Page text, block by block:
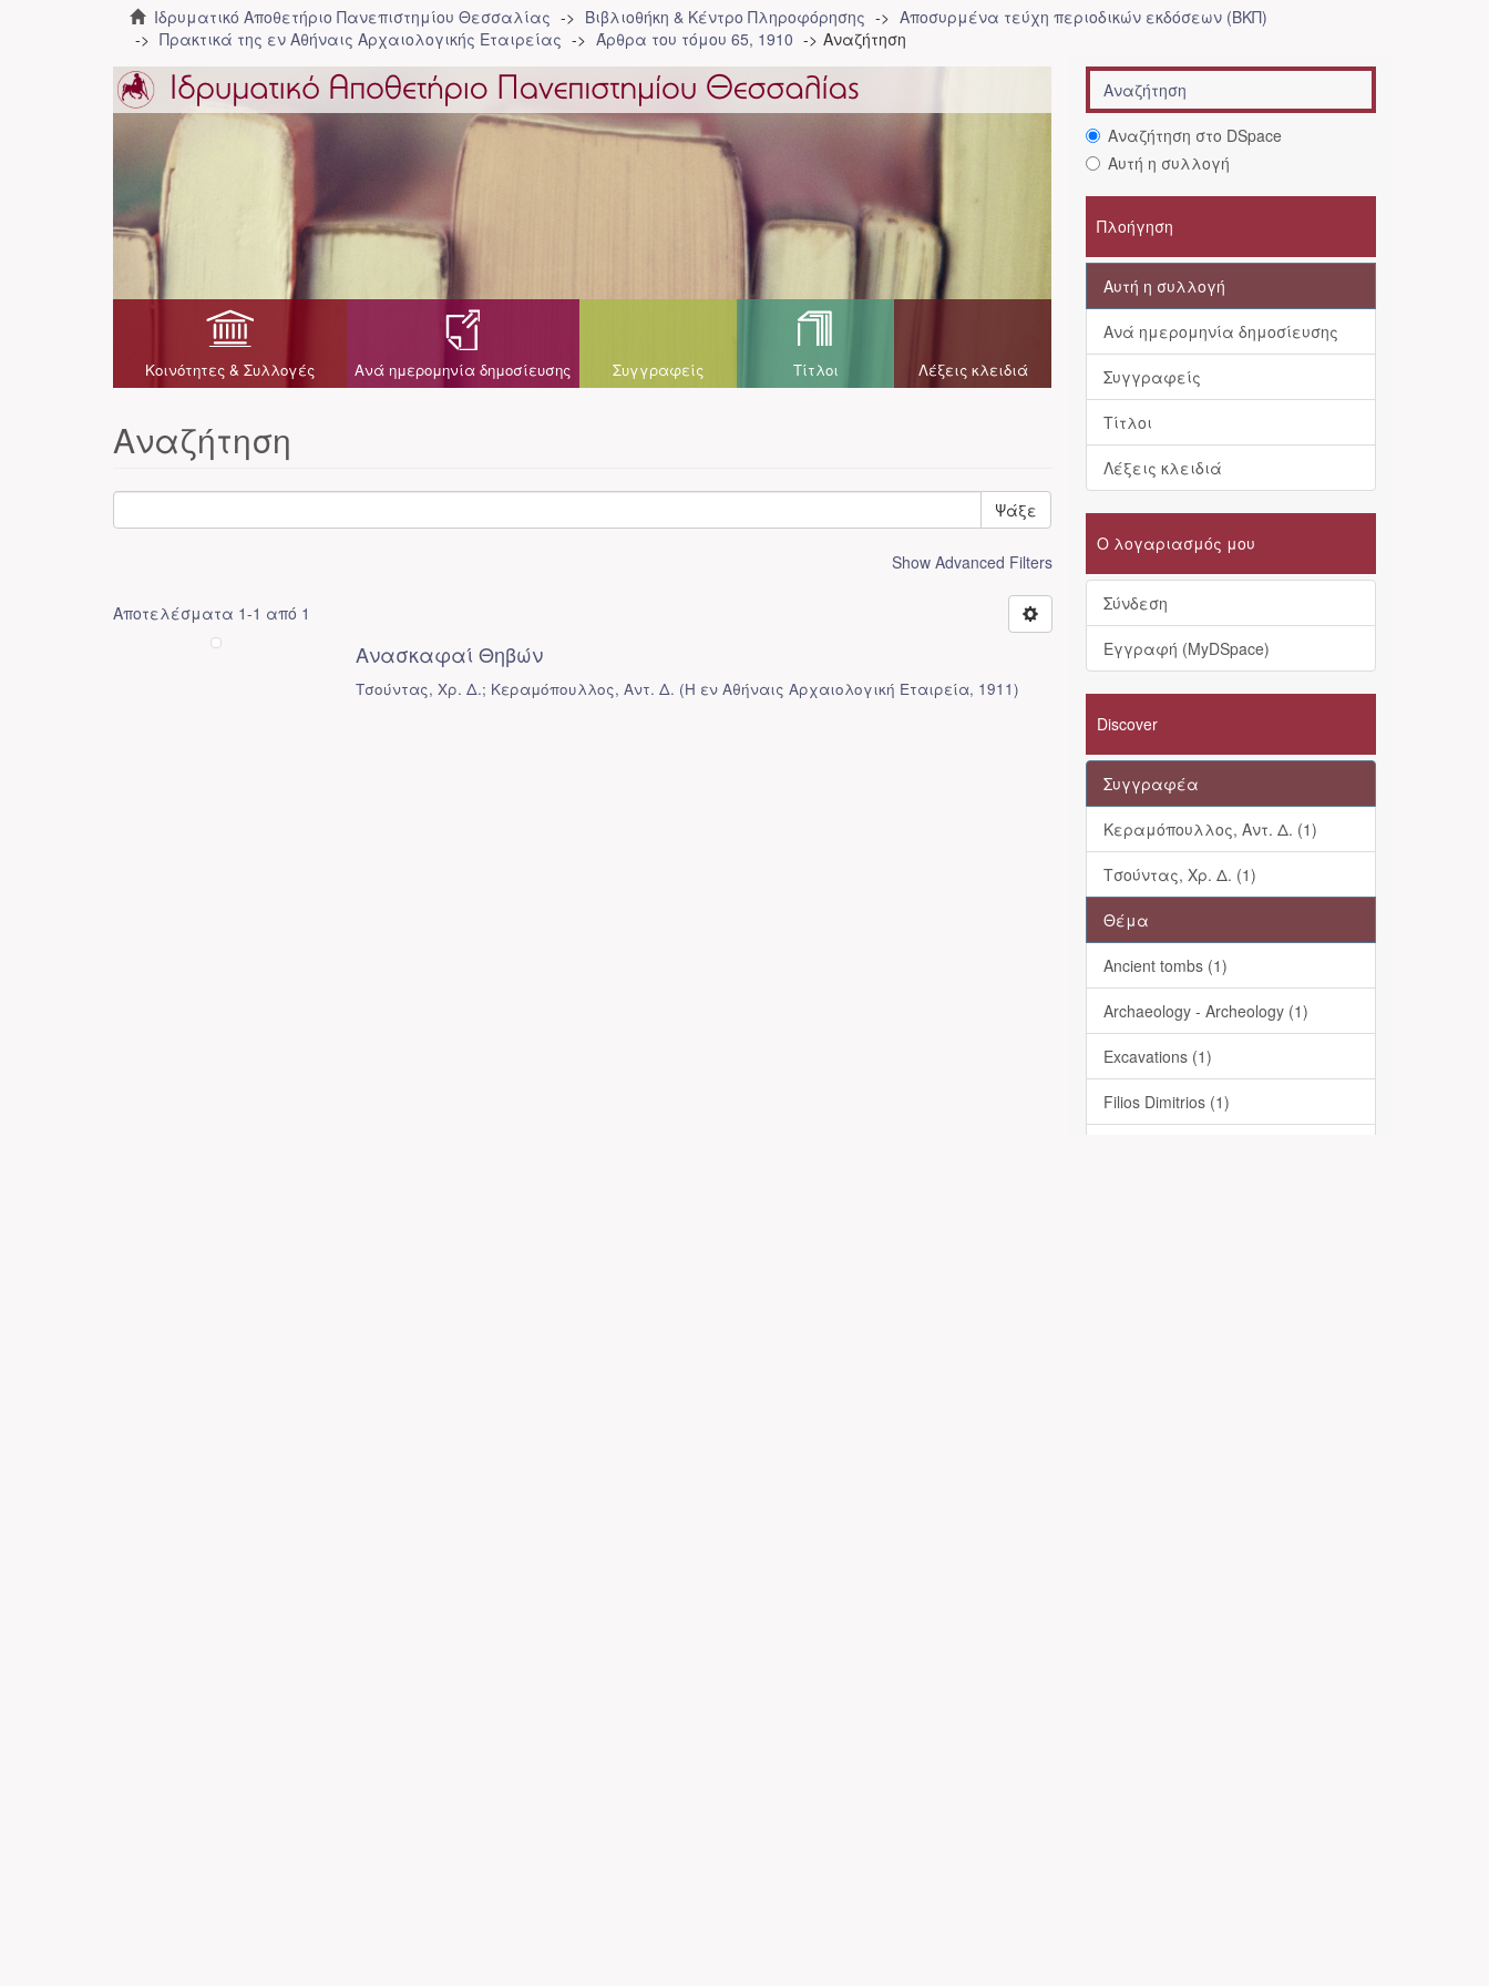
Ιδρυματικό Αποθετήριο Πανεπιστημίου Θεσσαλίας Βιβλιοθήκη & Κέντρο Πληροφόρησης
Αποσυρμένα τεύχη περιοδικών εκδόσεων (ΒΚΠ)
Πρακτικά της εν Αθήναις Αρχαιολογικής Εταιρείας
Άρθρα του τόμου 65, 1910 Αναζήτηση
Κοινότητες & Συλλογές Ανά ημερομηνία δημοσίευσης Συγγραφείς Τίτλοι Λέξεις κλειδιά
Αναζήτηση
Ψάξε
Show Advanced Filters
Αποτελέσματα 1-1 από 1
Ανασκαφαί Θηβών
Τσούντας, Χρ. Δ.; Κεραμόπουλλος, Αντ. Δ. (Η εν Αθήναις Αρχαιολογική Εταιρεία, 1911)
Αναζήτηση στο DSpace
Αυτή η συλλογή
Πλοήγηση
Αυτή η συλλογή
Ανά ημερομηνία δημοσίευσης
Συγγραφείς
Τίτλοι
Λέξεις κλειδιά
Ο λογαριασμός μου
Σύνδεση
Εγγραφή (MyDSpace)
Discover
Συγγραφέα
Κεραμόπουλλος, Αντ. Δ. (1)
Τσούντας, Χρ. Δ. (1)
Θέμα
Ancient tombs (1)
Archaeology - Archeology (1)
Excavations (1)
Filios Dimitrios (1)